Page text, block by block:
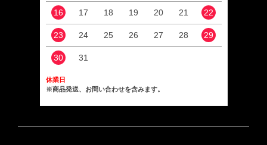
16 17 18 19 20 21 22
23 24 25 26 27 28 29
30 31
休業日
※商品発送、お問い合わせを含みます。